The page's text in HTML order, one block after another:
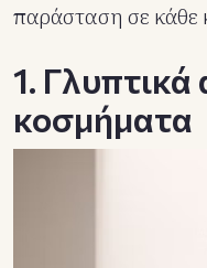
παράσταση σε κάθε
1. Γλυπτικά
κοσμήματα